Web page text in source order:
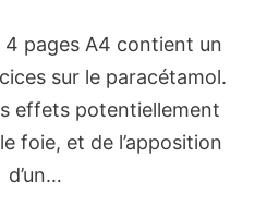
4 pages A4 contient un
sur le paracétamol.
effets potentiellement
foie, et de l’apposition
d’un…